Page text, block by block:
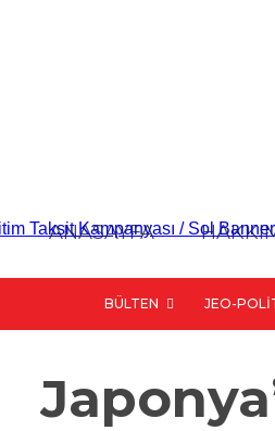
ANASAYFA
BÜLTEN JEO-